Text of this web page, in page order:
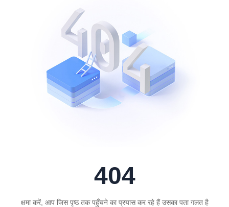
404
क्षमा करें, आप जिस पृष्ठ तक पहुँचने का प्रयास कर रहे हैं उसका पता गलत है